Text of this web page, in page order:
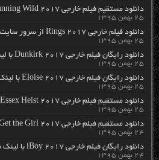
دانلود مستقیم فیلم خارجی Running Wild 2017 از سرور سایت
۲۵ بهمن ۱۳۹۵
دانلود فیلم خارجی Rings 2017 از سرور سایت
۲۵ بهمن ۱۳۹۵
دانلود رایگان فیلم خارجی Dunkirk 2017 با لینک مستقیم
۲۵ بهمن ۱۳۹۵
دانلود رایگان فیلم خارجی Eloise 2017 با لینک مستقیم
۲۵ بهمن ۱۳۹۵
دانلود مستقیم فیلم خارجی Essex Heist 2017 از سرور سایت
۲۵ بهمن ۱۳۹۵
دانلود مستقیم فیلم خارجی Get the Girl 2017 از سرور سایت
۲۴ بهمن ۱۳۹۵
دانلود رایگان فیلم خارجی iBoy 2017 با لینک مستقیم
۲۴ بهمن ۱۳۹۵